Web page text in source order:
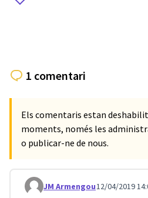
1 comentari
Els comentaris estan
moments, només les
o publicar-ne de nous.
Comentari 32
JM Armengou12/04/2019